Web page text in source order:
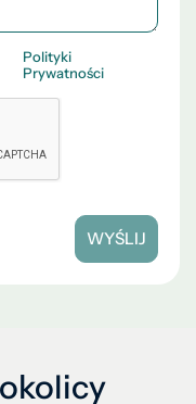
Polityki
Prywatności
WYŚLIJ